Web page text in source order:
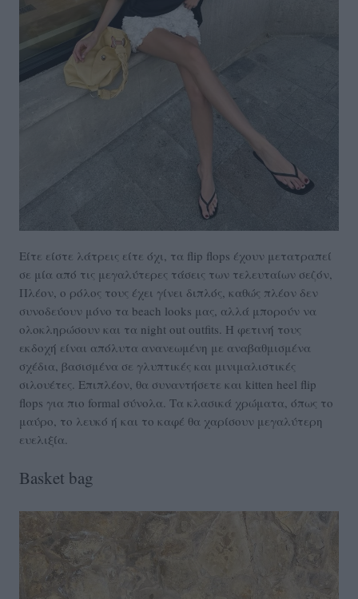
Είτε είστε λάτρεις είτε όχι, τα flip flops έχουν μετατραπεί
σε μία από τις μεγαλύτερες τάσεις των τελευταίων σεζόν,
Πλέον, ο ρόλος τους έχει γίνει διπλός, καθώς πλέον δεν
συνοδεύουν μόνο τα beach looks μας, αλλά μπορούν να
ολοκληρώσουν και τα night out outfits. Η φετινή τους
εκδοχή είναι απόλυτα ανανεωμένη με αναβαθμισμένα
σχέδια, βασισμένα σε γλυπτικές και μινιμαλιστικές
σιλουέτες. Επιπλέον, θα συναντήσετε και kitten heel flip
flops για πιο formal σύνολα. Τα κλασικά χρώματα, όπως το
μαύρο, το λευκό ή και το καφέ θα χαρίσουν μεγαλύτερη
ευελιξία.
Basket bag